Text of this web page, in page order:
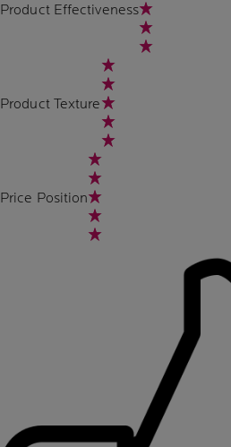
Product Effectiveness
Product Texture
Price Position